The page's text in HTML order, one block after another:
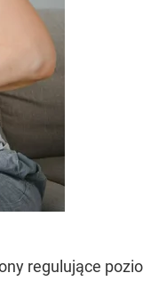
regulujące